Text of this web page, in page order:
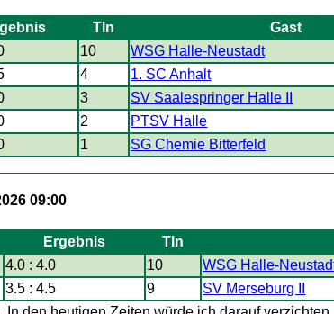
Tln Gast
10 WSG Halle-Neustadt
4 1. SC Anhalt
3 SV Saalespringer Halle II
2 PTSV Halle
1 SG Chemie Bitterfeld
09:00
Ergebnis Tln
4.0 : 4.0 10 WSG Halle-
3.5 : 4.5 9 SV Merseburg II